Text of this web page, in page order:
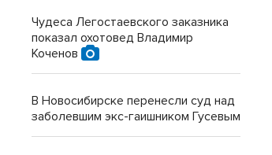
Чудеса Легостаевского заказника
показал охотовед Владимир
Коченов
В Новосибирске перенесли суд над
заболевшим экс-гаишником Гусевым